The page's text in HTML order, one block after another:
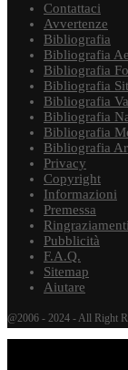
Contattaci
Avvertenze
Bibliografia
Bibliografia
Bibliografia
Bibliografia
Bibliografia
Bibliografia
Bibliografia
Bibliografia
Privacy
Copyright
Informazioni
Premessa
Ringraziamenti
Pubblicità
F.A.Q.
Sitemap
Aiutare
@2006 - 2024 - All Right